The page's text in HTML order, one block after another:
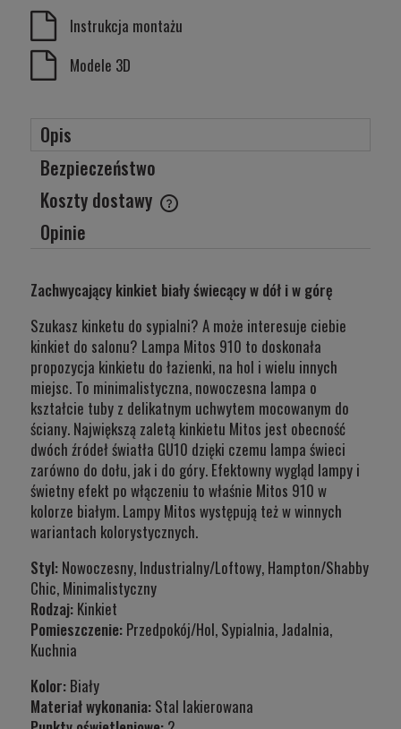
Instrukcja montażu
Modele 3D
Opis
Bezpieczeństwo
Koszty dostawy
Cena nie zawiera ewentualnych kosztów płatności
Opinie
Zachwycający kinkiet biały świecący w dół i w górę
Szukasz kinketu do sypialni? A może interesuje ciebie
kinkiet do salonu? Lampa Mitos 910 to doskonała
propozycja kinkietu do łazienki, na hol i wielu innych
miejsc. To minimalistyczna, nowoczesna lampa o
kształcie tuby z delikatnym uchwytem mocowanym do
ściany. Największą zaletą kinkietu Mitos jest obecność
dwóch źródeł światła GU10 dzięki czemu lampa świeci
zarówno do dołu, jak i do góry. Efektowny wygląd lampy i
świetny efekt po włączeniu to właśnie Mitos 910 w
kolorze białym. Lampy Mitos występują też w winnych
wariantach kolorystycznych.
Styl: Nowoczesny, Industrialny/Loftowy, Hampton/Shabby
Chic, Minimalistyczny
Rodzaj: Kinkiet
Pomieszczenie: Przedpokój/Hol, Sypialnia, Jadalnia,
Kuchnia
Kolor: Biały
Materiał wykonania: Stal lakierowana